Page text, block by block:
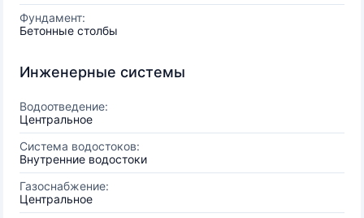
Фундамент:
Бетонные столбы
Инженерные системы
Водоотведение:
Центральное
Система водостоков:
Внутренние водостоки
Газоснабжение:
Центральное